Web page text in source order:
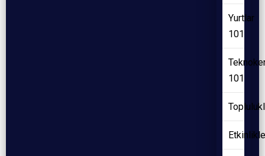
Yurtlar
101
101